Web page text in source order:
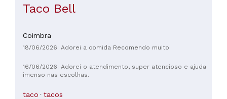
Taco Bell
Coimbra
18/06/2026: Adorei a comida Recomendo muito
16/06/2026: Adorei o atendimento, super atencioso e ajuda
imenso nas escolhas.
taco tacos